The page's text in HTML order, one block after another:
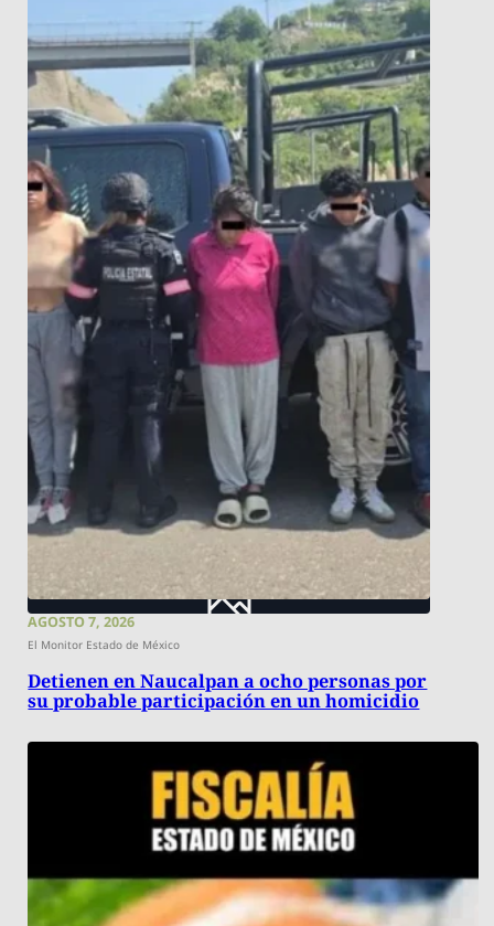
AGOSTO 7, 2026
El Monitor Estado de México
Detienen en Naucalpan a ocho personas por
su probable participación en un homicidio